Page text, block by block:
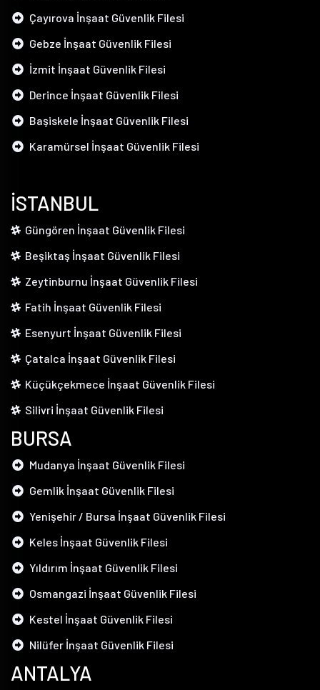
Çayırova İnşaat Güvenlik Filesi
Gebze İnşaat Güvenlik Filesi
İzmit İnşaat Güvenlik Filesi
Derince İnşaat Güvenlik Filesi
Başiskele İnşaat Güvenlik Filesi
Karamürsel İnşaat Güvenlik Filesi
İSTANBUL
Güngören İnşaat Güvenlik Filesi
Beşiktaş İnşaat Güvenlik Filesi
Zeytinburnu İnşaat Güvenlik Filesi
Fatih İnşaat Güvenlik Filesi
Esenyurt İnşaat Güvenlik Filesi
Çatalca İnşaat Güvenlik Filesi
Küçükçekmece İnşaat Güvenlik Filesi
Silivri İnşaat Güvenlik Filesi
BURSA
Mudanya İnşaat Güvenlik Filesi
Gemlik İnşaat Güvenlik Filesi
Yenişehir / Bursa İnşaat Güvenlik Filesi
Keles İnşaat Güvenlik Filesi
Yıldırım İnşaat Güvenlik Filesi
Osmangazi İnşaat Güvenlik Filesi
Kestel İnşaat Güvenlik Filesi
Nilüfer İnşaat Güvenlik Filesi
ANTALYA